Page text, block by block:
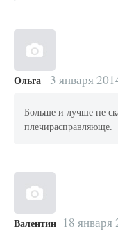
Ольга 3 января
Больше и лучше не
плечирасправляюще.
Валентин 18